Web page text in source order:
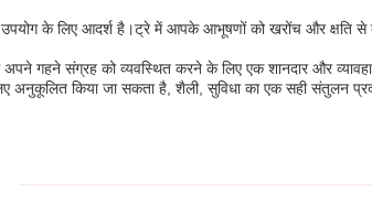
उपयोग के लिए आदर्श है।ट्रे में आपके आभूषणों को खरोंच और क्षति
गहने संग्रह को व्यवस्थित करने के लिए एक शानदार और
किया जा सकता है, शैली, सुविधा का एक सही संतुलन